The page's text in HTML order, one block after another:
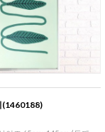
(1460188)